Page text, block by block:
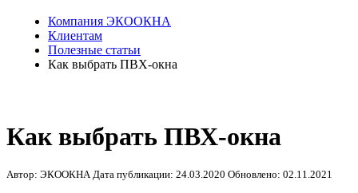
Компания ЭКООКНА
Клиентам
Полезные статьи
Как выбрать ПВХ-окна
Как выбрать ПВХ-окна
Автор: ЭКООКНА Дата публикации: 24.03.2020 Обновлено: 02.11.2021